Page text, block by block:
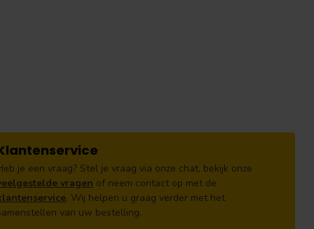
je een vraag? Stel je vraag via onze chat, bekijk onze
vragen of neem contact op met de
. Wij helpen u graag verder met het
van uw bestelling.